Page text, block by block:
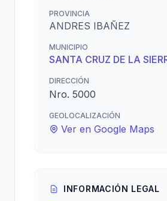
PROVINCIA
ANDRES IBAÑEZ
MUNICIPIO
SANTA CRUZ DE LA
DIRECCIÓN
Nro. 5000
GEOLOCALIZACIÓN
Ver en Google Maps
INFORMACIÓN LEGAL